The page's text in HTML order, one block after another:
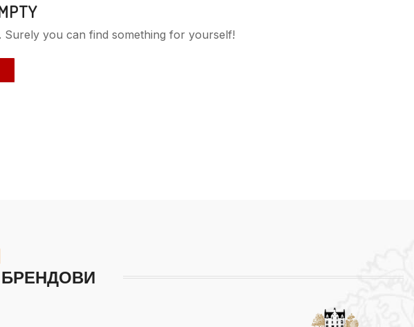
you can find something for yourself!